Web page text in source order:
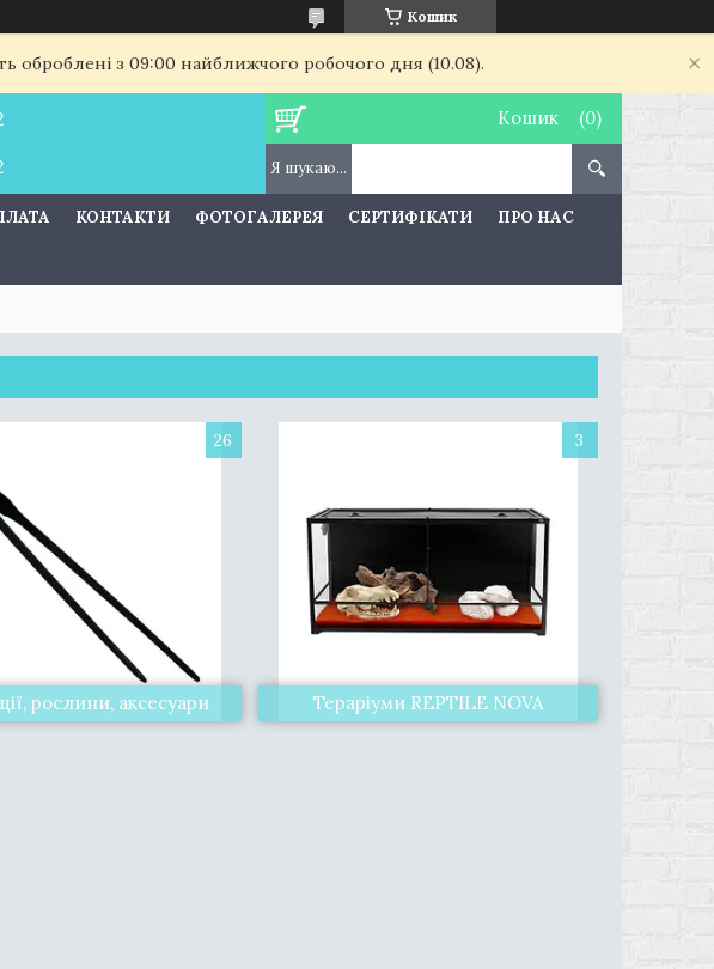
Кошик
оброблені з 09:00 найближчого робочого дня (10.08).
Кошик
КОНТАКТИ ФОТОГАЛЕРЕЯ СЕРТИФІКАТИ ПРО НАС
26
рослини, аксесуари
3
Тераріуми REPTILE NOVA